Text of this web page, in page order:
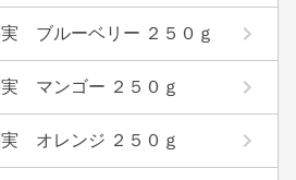
ブルーベリー ２５０ｇ
マンゴー ２５０ｇ
オレンジ ２５０ｇ